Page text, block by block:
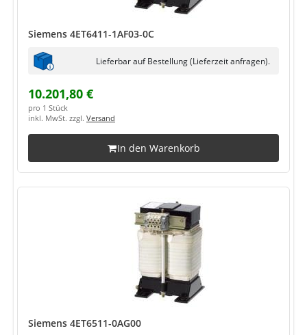
Siemens 4ET6411-1AF03-0C
Lieferbar auf Bestellung (Lieferzeit anfragen).
10.201,80 €
pro 1 Stück
inkl. MwSt. zzgl. Versand
In den Warenkorb
Siemens 4ET6511-0AG00